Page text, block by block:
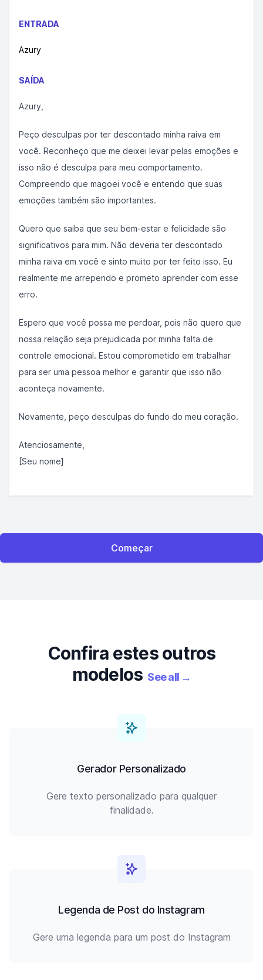
ENTRADA
Azury
SAÍDA
Azury,
Peço desculpas por ter descontado minha raiva em
você. Reconheço que me deixei levar pelas emoções e
isso não é desculpa para meu comportamento.
Compreendo que magoei você e entendo que suas
emoções também são importantes.
Quero que saiba que seu bem-estar e felicidade são
significativos para mim. Não deveria ter descontado
minha raiva em você e sinto muito por ter feito isso. Eu
realmente me arrependo e prometo aprender com esse
erro.
Espero que você possa me perdoar, pois não quero que
nossa relação seja prejudicada por minha falta de
controle emocional. Estou comprometido em trabalhar
para ser uma pessoa melhor e garantir que isso não
aconteça novamente.
Novamente, peço desculpas do fundo do meu coração.
Atenciosamente,
[Seu nome]
Começar
Confira estes outros
modelos See all →
Gerador Personalizado
Gere texto personalizado para qualquer
finalidade.
Legenda de Post do Instagram
Gere uma legenda para um post do Instagram